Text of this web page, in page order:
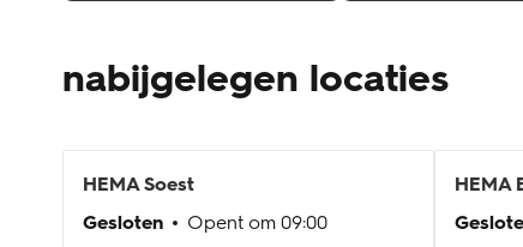
nabijgelegen locaties
HEMA Soest
Gesloten
Opent om 09:00
HEMA